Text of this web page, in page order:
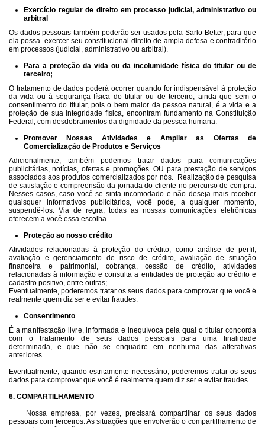
Exercício regular de direito em processo judicial, administrativo ou
arbitral
Os dados pessoais também poderão ser usados pela Sarlo Better, para que
ela possa exercer seu constitucional direito de ampla defesa e contraditório
em processos (judicial, administrativo ou arbitral).
Para a proteção da vida ou da incolumidade física do titular ou de
terceiro;
O tratamento de dados poderá ocorrer quando for indispensável à proteção
da vida ou à segurança física do titular ou de terceiro, ainda que sem o
consentimento do titular, pois o bem maior da pessoa natural, é a vida e a
proteção de sua integridade física, encontram fundamento na Constituição
Federal, com desdobramentos da dignidade da pessoa humana.
Promover Nossas Atividades e Ampliar as Ofertas de
Comercialização de Produtos e Serviços
Adicionalmente, também podemos tratar dados para comunicações
publicitárias, notícias, ofertas e promoções. OU para prestação de serviços
associados aos produtos comercializados por nós.
Realização de pesquisa
de satisfação e compreensão da jornada do cliente no percurso de compra.
Nesses casos, caso você se sinta incomodado e não deseja mais receber
quaisquer informativos publicitários, você pode, a qualquer momento,
suspendê-los. Via de regra, todas as nossas comunicações eletrônicas
oferecem a você essa escolha.
Proteção ao nosso crédito
Atividades relacionadas à proteção do crédito, como análise de perfil,
avaliação e gerenciamento de risco de crédito, avaliação de situação
financeira e patrimonial, cobrança, cessão de crédito, atividades
relacionadas à informação e consulta a entidades de proteção ao crédito e
cadastro positivo, entre outras;
Eventualmente, poderemos tratar os seus dados para comprovar que você é
realmente quem diz ser e evitar fraudes.
Consentimento
É a manifestação livre, informada e inequívoca pela qual o titular concorda
com otratamento de seus dados pessoais para uma finalidade
determinada, e que não se enquadre em nenhuma das alterativas
anteriores.
Eventualmente, quando estritamente necessário, poderemos tratar os seus
dados para comprovar que você é realmente quem diz ser e evitar fraudes.
6. COMPARTILHAMENTO
Nossa empresa, por vezes, precisará compartilhar os seus dados
pessoais com terceiros. As situações que envolverão o compartilhamento de